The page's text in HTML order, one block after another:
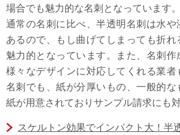
場合でも魅力的な名刺となっています。
通常の名刺に比べ、半透明名刺は水や
あるので、もし曲げてしまっても折れ
魅力的となっています。また、名刺作
様々なデザインに対応してくれる業者
名刺でも、紙が分厚いもの、一般的な
紙が用意されておりサンプル請求にも
スケルトン効果でインパクト大！半